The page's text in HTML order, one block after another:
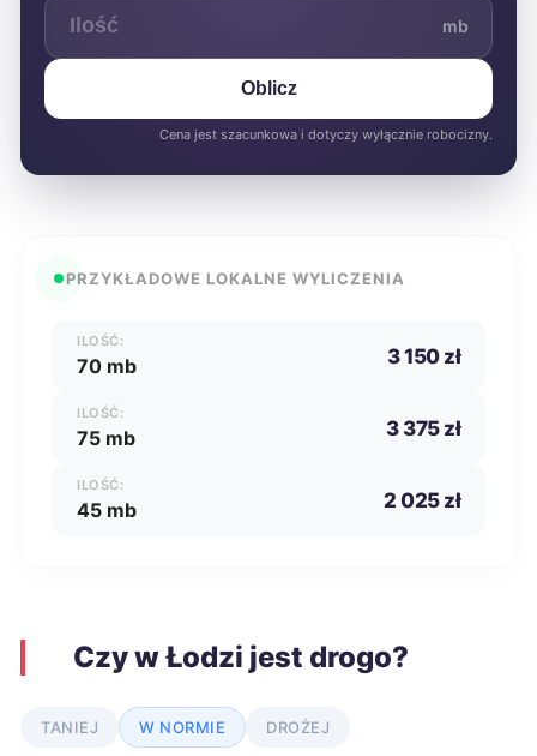
mb
Oblicz
Cena jest szacunkowa i dotyczy wyłącznie robocizny.
PRZYKŁADOWE LOKALNE WYLICZENIA
ILOŚĆ:
70 mb 3 150 zł
ILOŚĆ:
75 mb 3 375 zł
ILOŚĆ:
45 mb 2 025 zł
Czy w Łodzi jest drogo?
TANIEJ W NORMIE DROŻEJ